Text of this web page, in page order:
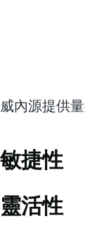
威內源提供
敏捷性
靈活性